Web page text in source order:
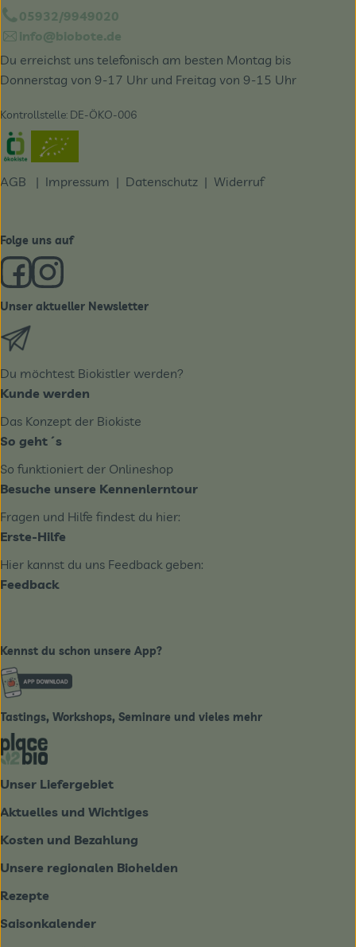
05932/9949020
info@biobote.de
Du erreichst uns telefonisch am besten Montag bis
Donnerstag von 9-17 Uhr und Freitag von 9-15 Uhr
Kontrollstelle: DE-ÖKO-006
Externer Link zu https://www.oekokiste.de/
AGB | Impressum | Datenschutz | Widerruf
Folge uns auf
Externer Link zu https://www.facebook.com/derBiobote/
Externer Link zu https://www.instagram.com/
Unser aktueller Newsletter
Du möchtest Biokistler werden?
Kunde werden
Das Konzept der Biokiste
So geht´s
So funktioniert der Onlineshop
Besuche unsere Kennenlerntour
Fragen und Hilfe findest du hier:
Erste-Hilfe
Hier kannst du uns Feedback geben:
Feedback
Kennst du schon unsere App?
Externer Link zu https://www.biobote-
Tastings, Workshops, Seminare und vieles mehr
Externer Link zu https://place2bio.de/
Unser Liefergebiet
Aktuelles und Wichtiges
Kosten und Bezahlung
Unsere regionalen Biohelden
Rezepte
Saisonkalender